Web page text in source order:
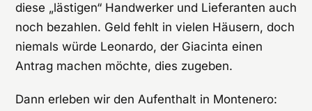
diese „lästigen“ Handwerker und Lieferanten auch
noch bezahlen. Geld fehlt in vielen Häusern, doch
niemals würde Leonardo, der Giacinta einen
Antrag machen möchte, dies zugeben.
Dann erleben wir den Aufenthalt in Montenero: